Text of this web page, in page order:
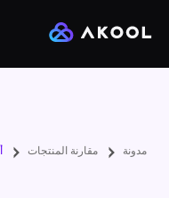
مدونة مقارنة المنتجات